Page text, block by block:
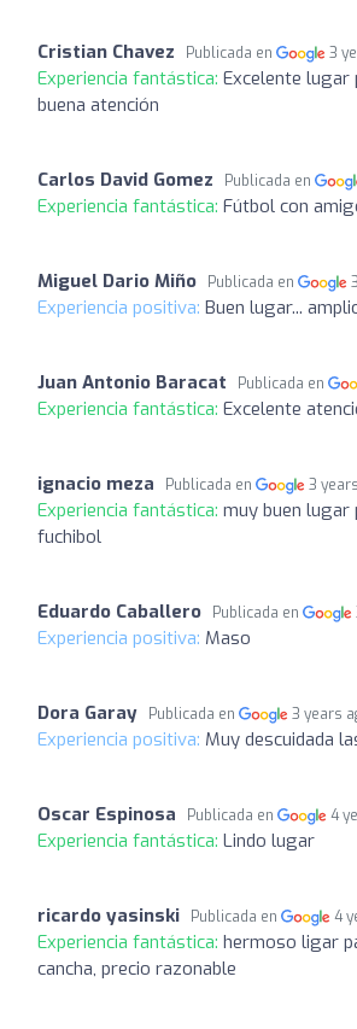
Cristian Chavez Publicada en 3
Experiencia fantástica: Excelente
buena atención
Carlos David Gomez Publicada en
Experiencia fantástica: Fútbol con
Miguel Dario Miño Publicada en
Experiencia positiva: Buen lugar...
Juan Antonio Baracat Publicada en
Experiencia fantástica: Excelente
ignacio meza Publicada en 3
Experiencia fantástica: muy buen lugar
fuchibol
Eduardo Caballero Publicada en
Experiencia positiva: Maso
Dora Garay Publicada en 3 years
Experiencia positiva: Muy descuidada
Oscar Espinosa Publicada en 4
Experiencia fantástica: Lindo lugar
ricardo yasinski Publicada en 4
Experiencia fantástica: hermoso ligar
cancha, precio razonable